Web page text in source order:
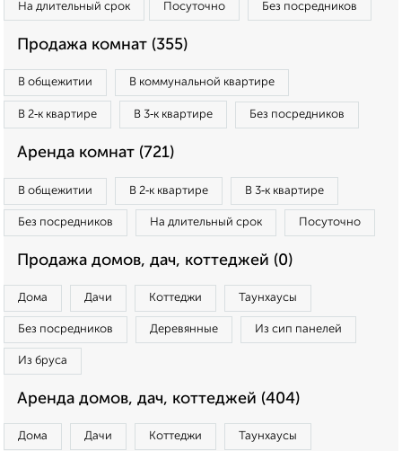
На длительный срок Посуточно Без посредников
Продажа комнат (355)
В общежитии В коммунальной квартире
В 2‑к квартире В 3‑к квартире Без посредников
Аренда комнат (721)
В общежитии В 2‑к квартире В 3‑к квартире
Без посредников На длительный срок Посуточно
Продажа домов, дач, коттеджей (0)
Дома Дачи Коттеджи Таунхаусы
Без посредников Деревянные Из сип панелей
Из бруса
Аренда домов, дач, коттеджей (404)
Дома Дачи Коттеджи Таунхаусы